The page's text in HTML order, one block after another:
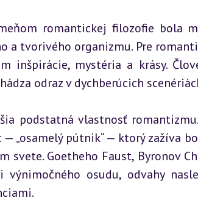
romantickej filozofie bola
a tvorivého organizmu. Pre
inšpirácie, mystéria a krásy.
odraz v dychberúcich
podstatná vlastnosť
„osamelý pútnik“ — ktorý zažíva
svete. Goetheho Faust, Byronov
osudu, odvahy